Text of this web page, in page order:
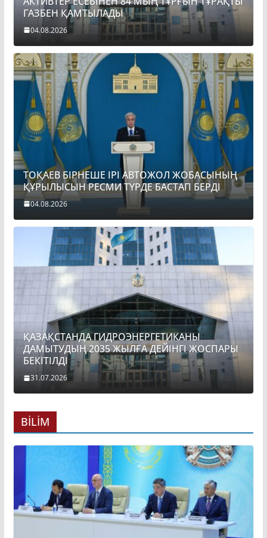
ГАЗБЕН ҚАМТЫЛАДЫ
04.08.2026
ТОҚАЕВ БІРНЕШЕ ІРІ АВТОЖОЛ ЖОБАСЫНЫҢ
ҚҰРЫЛЫСЫН РЕСМИ ТҮРДЕ БАСТАП БЕРДІ
04.08.2026
ҚАЗАҚСТАНДА ГИДРОЭНЕРГЕТИКАНЫ
ДАМЫТУДЫҢ 2035 ЖЫЛҒА ДЕЙІНГІ ЖОСПАРЫ
БЕКІТІЛДІ
31.07.2026
BİLİM